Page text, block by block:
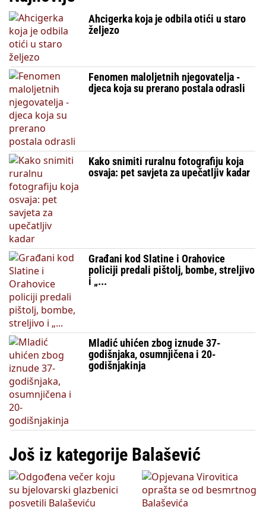
Ahcigerka koja je odbila otići u staro
željezo
Fenomen maloljetnih njegovatelja -
djeca koja su prerano postala odrasli
Kako snimiti ruralnu fotografiju koja
osvaja: pet savjeta za upečatljiv kadar
Građani kod Slatine i Orahovice
policiji predali pištolj, bombe, streljivo
i „...
Mladić uhićen zbog iznude 37-
godišnjaka, osumnjičena i 20-
godišnjakinja
Još iz kategorije Balašević